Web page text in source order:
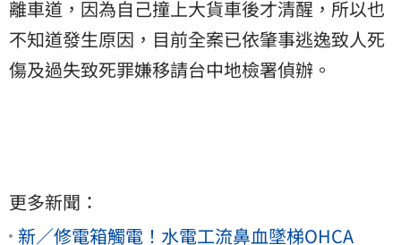
離車道，因為自己撞上大貨車後才清醒，所以也
不知道發生原因，目前全案已依肇事逃逸致人死
傷及過失致死罪嫌移請台中地檢署偵辦。
更多新聞：
新／修電箱觸電！水電工流鼻血墜梯OHCA